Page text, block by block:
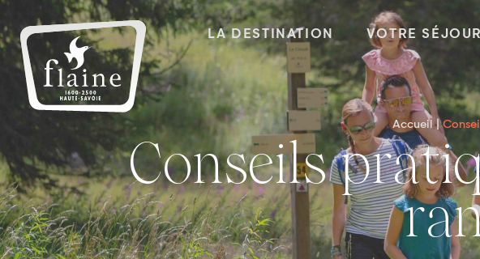
LA DESTINATION VOTRE SÉJOUR
Accueil
Conseils pratiques pour réussir vos